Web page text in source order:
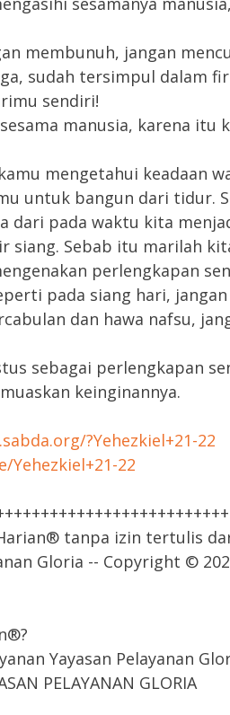
membunuh, jangan
sudah tersimpul dalam
sendiri!
manusia, karena itu
mengetahui keadaan
untuk bangun dari tidur.
dari pada waktu kita
siang. Sebab itu marilah
perlengkapan
pada siang hari,
dan hawa nafsu,
sebagai perlengkapan
keinginannya.
?Yehezkiel+21-22
22
tanpa izin tertulis
Gloria -- Copyright ©
Yayasan Pelayanan
PELAYANAN GLORIA